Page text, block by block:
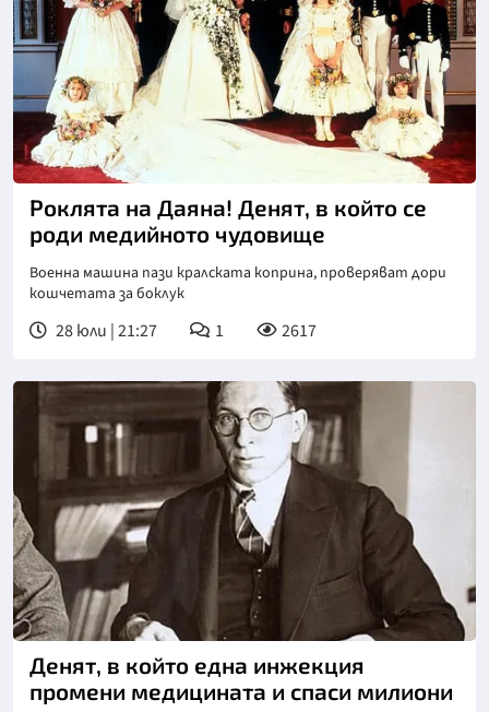
Роклята на Даяна! Денят, в който се
роди медийното чудовище
Военна машина пази кралската коприна, проверяват дори
кошчетата за боклук
28 юли | 21:27 1 2617
Денят, в който една инжекция
промени медицината и спаси милиони